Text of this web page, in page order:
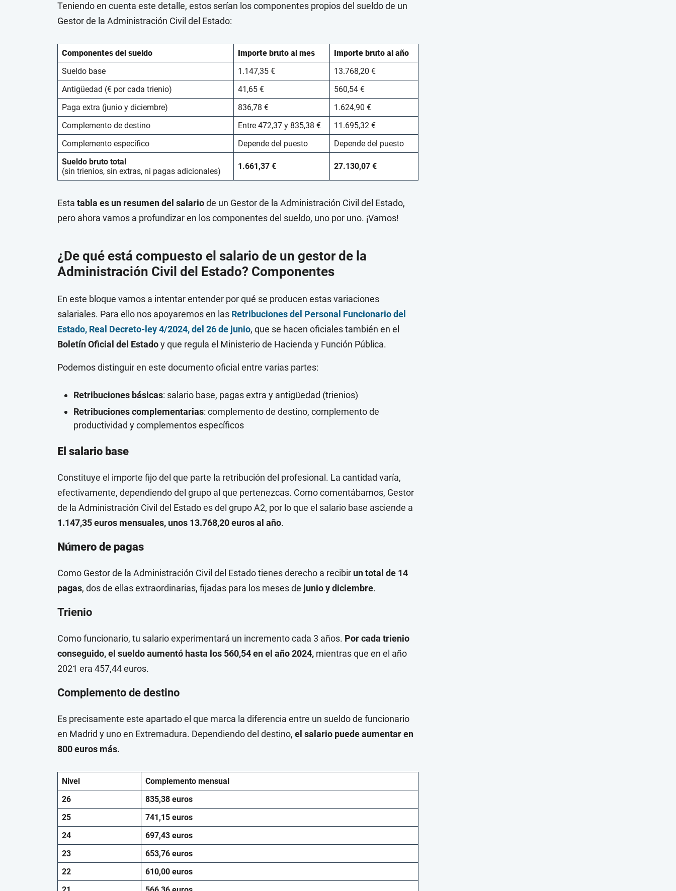
Teniendo en cuenta este detalle, estos serían los componentes propios del sueldo de un
Gestor de la Administración Civil del Estado:
Componentes del sueldo Importe bruto al mes
Importe bruto al año
Sueldo base
1.147,35 €
13.768,20 €
Antigüedad (€ por cada trienio)
41,65 €
560,54 €
Paga extra (junio y diciembre)
836,78 €
1.624,90 €
Complemento de destino
Entre 472,37 y 835,38 €
11.695,32 €
Complemento específico
Depende del puesto
Depende del puesto
Sueldo bruto total
(sin trienios, sin extras, ni pagas adicionales)
1.661,37 € 27.130,07 €
Esta tabla es un resumen del salariode un Gestor de la Administración Civil del Estado,
pero ahora vamos a profundizar en los componentes del sueldo, uno por uno. ¡Vamos!
¿De qué está compuesto el salario de un gestor de la
Administración Civil del Estado? Componentes
En este bloque vamos a intentar entender por qué se producen estas variaciones
salariales. Para ello nos apoyaremos en las Retribuciones del Personal Funcionario del
Estado, Real Decreto-ley 4/2024, del 26 de junio, que se hacen oficiales también en el
Boletín Oficial del Estadoy que regula el Ministerio de Hacienda y Función Pública.
Podemos distinguir en este documento oficial entre varias partes:
Retribuciones básicas: salario base, pagas extra y antigüedad (trienios)
Retribuciones complementarias: complemento de destino, complemento de
productividad y complementos específicos
El salario base
Constituye el importe fijo del que parte la retribución del profesional. La cantidad varía,
efectivamente, dependiendo del grupo al que pertenezcas. Como comentábamos, Gestor
de la Administración Civil del Estado es del grupo A2, por lo que el salario base asciende a
1.147,35 euros mensuales, unos 13.768,20 euros al año.
Número de pagas
Como Gestor de la Administración Civil del Estado tienes derecho a recibir un total de 14
pagas, dos de ellas extraordinarias, fijadas para los meses de junio y diciembre.
Trienio
Como funcionario, tu salario experimentará un incremento cada 3 años. Por cada trienio
conseguido, el sueldo aumentó hasta los 560,54 en el año 2024, mientras que en el año
2021 era 457,44 euros.
Complemento de destino
Es precisamente este apartado el que marca la diferencia entre un sueldo de funcionario
en Madrid y uno en Extremadura. Dependiendo del destino, el salario puede aumentar en
800 euros más.
Nivel
Complemento mensual
26
835,38 euros
25
741,15 euros
24
697,43 euros
23
653,76 euros
22
610,00 euros